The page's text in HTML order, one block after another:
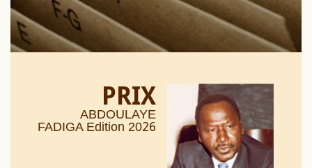
PRIX
ABDOULAYE
FADIGA Edition 2026